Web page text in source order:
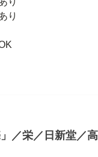
り
」／栄／日新堂／